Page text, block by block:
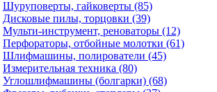
Шуруповерты, гайковерты (85)
Дисковые пилы, торцовки (39)
Мульти-инструмент, реноваторы (12)
Перфораторы, отбойные молотки (61)
Шлифмашины, полирователи (45)
Измерительная техника (80)
Углошлифмашины (болгарки) (68)